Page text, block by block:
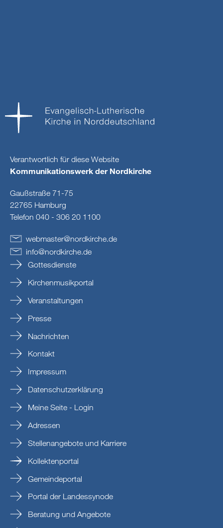
Verantwortlich für diese Website
Kommunikationswerk der Nordkirche
Gaußstraße 71-75
22765 Hamburg
Telefon 040 - 306 20 1100
webmaster@nordkirche.de
info@nordkirche.de
Gottesdienste
Kirchenmusikportal
Veranstaltungen
Presse
Nachrichten
Kontakt
Impressum
Datenschutzerklärung
Meine Seite - Login
Adressen
Stellenangebote und Karriere
Kollektenportal
Gemeindeportal
Portal der Landessynode
Beratung und Angebote